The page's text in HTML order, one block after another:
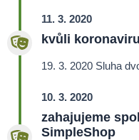
11. 3. 2020
kvůli
19. 3. 2020 Sluha
10. 3. 2020
zahajujeme
SimpleShop